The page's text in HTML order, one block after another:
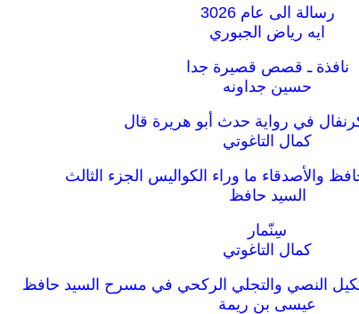
رسالة الى عام 3026
ايه رياض الجبوري
نافذة ـ قصص قصيرة جدا
حسين جداونه
في رواية حدث أبو هريرة قال
كمال التاغوتي
والأصدقاء ما وراء الكواليس الجزء الثالث
السيد حافظ
سِنّمار
كمال التاغوتي
النصي والتجلي الركحي في مسرح السيد حافظ
عيسى بن ريمة